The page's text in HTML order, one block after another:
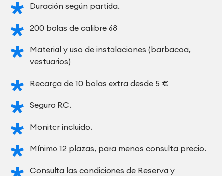
Duración según partida.
200 bolas de calibre 68
Material y uso de instalaciones (barbacoa,
vestuarios)
Recarga de 10 bolas extra desde 5 €
Seguro RC.
Monitor incluido.
Mínimo 12 plazas, para menos consulta precio.
Consulta las condiciones de Reserva y